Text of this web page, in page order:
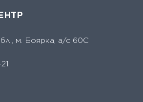
м. Боярка, а/с 60С